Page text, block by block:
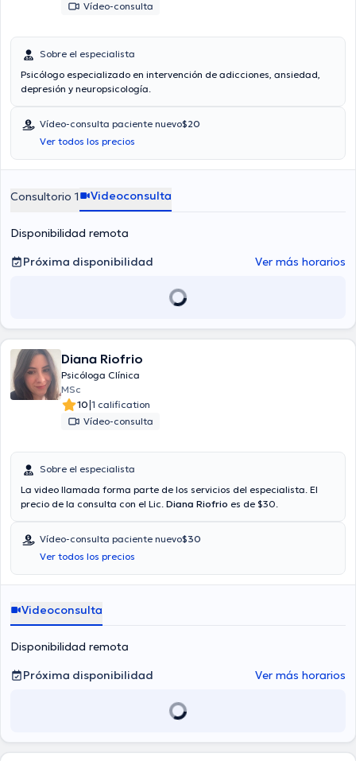
Vídeo-consulta
Sobre el especialista
Psicólogo especializado en intervención de adicciones, ansiedad,
depresión y neuropsicología.
Vídeo-consulta paciente nuevo$20
Ver todos los precios
Consultorio 1 Videoconsulta
Disponibilidad remota
Próxima disponibilidad
Ver más horarios
Diana Riofrio
Psicóloga Clínica
MSc
10|1 calification
Vídeo-consulta
Sobre el especialista
La video llamada forma parte de los servicios del especialista. El
precio de la consulta con el Lic. Diana Riofrio es de $30.
Vídeo-consulta paciente nuevo$30
Ver todos los precios
Videoconsulta
Disponibilidad remota
Próxima disponibilidad
Ver más horarios